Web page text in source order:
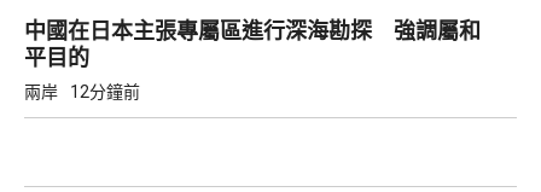
中國在日本主張專屬區進行深海勘探 強調屬和
平目的
兩岸 12分鐘前